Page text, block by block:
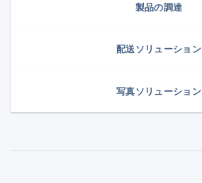
製品の調達
配送ソリューション
写真ソリューション